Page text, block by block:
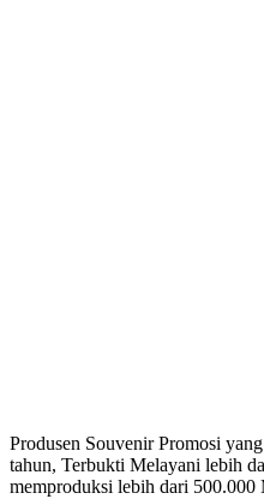
Produsen Souvenir Promosi
tahun, Terbukti Melayani lebih
memproduksi lebih dari 500.000